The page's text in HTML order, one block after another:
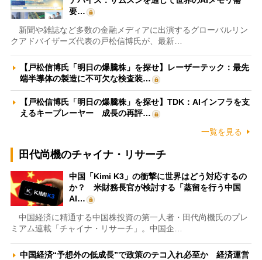
要…
新聞や雑誌など多数の金融メディアに出演するグローバルリン
クアドバイザーズ代表の戸松信博氏が、最新…
【戸松信博氏「明日の爆騰株」を探せ】レーザーテック：最先
端半導体の製造に不可欠な検査装…
【戸松信博氏「明日の爆騰株」を探せ】TDK：AIインフラを支
えるキープレーヤー 成長の再評…
一覧を見る
田代尚機のチャイナ・リサーチ
中国「Kimi K3」の衝撃に世界はどう対応するの
か？ 米財務長官が検討する「蒸留を行う中国
AI…
中国経済に精通する中国株投資の第一人者・田代尚機氏のプレ
ミアム連載「チャイナ・リサーチ」。中国企…
中国経済“予想外の低成長”で政策のテコ入れ必至か 経済運営